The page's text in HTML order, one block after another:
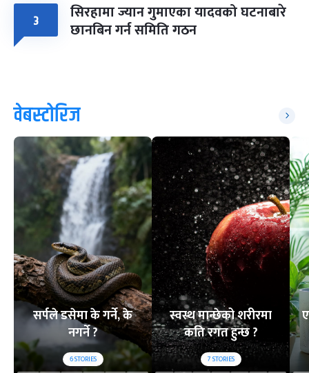
३ सिरहामा ज्यान गुमाएका यादवको घटनाबारे
छानबिन गर्न समिति गठन
वेबस्टोरिज
सर्पले डसेमा के गर्ने, के
नगर्ने ?
6STORIES
स्वस्थ मान्छेको शरीरमा
कति रगत हुन्छ ?
7STORIES